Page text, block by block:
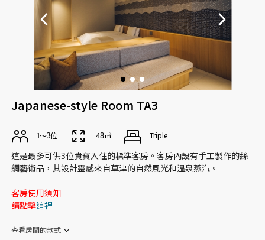
Japanese-style Room TA3
1〜3位 48㎡ Triple
這是最多可供3位貴賓入住的標準客房。客房內設有手工製作的絲
綢藝術品，其設計靈感來自草津的自然風光和溫泉蒸汽。
客房使用須知
請點擊這裡
查看房間的款式